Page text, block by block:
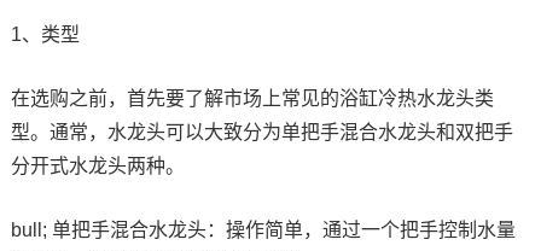
1、类型
在选购之前，首先要了解市场上常见的浴缸冷热水龙头类
型。通常，水龙头可以大致分为单把手混合水龙头和双把手
分开式水龙头两种。
bull; 单把手混合水龙头：操作简单，通过一个把手控制水量